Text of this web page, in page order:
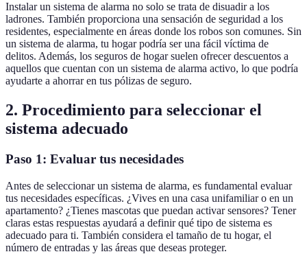
Instalar un sistema de alarma no solo se trata de disuadir a los
ladrones. También proporciona una sensación de seguridad a los
residentes, especialmente en áreas donde los robos son comunes. Sin
un sistema de alarma, tu hogar podría ser una fácil víctima de
delitos. Además, los seguros de hogar suelen ofrecer descuentos a
aquellos que cuentan con un sistema de alarma activo, lo que podría
ayudarte a ahorrar en tus pólizas de seguro.
2. Procedimiento para seleccionar el
sistema adecuado
Paso 1: Evaluar tus necesidades
Antes de seleccionar un sistema de alarma, es fundamental evaluar
tus necesidades específicas. ¿Vives en una casa unifamiliar o en un
apartamento? ¿Tienes mascotas que puedan activar sensores? Tener
claras estas respuestas ayudará a definir qué tipo de sistema es
adecuado para ti. También considera el tamaño de tu hogar, el
número de entradas y las áreas que deseas proteger.